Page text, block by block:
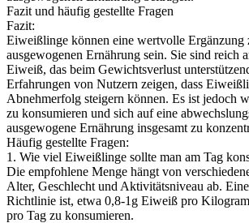
Fazit und häufig gestellte Fragen
Fazit:
Eiweißlinge können eine wertvolle Ergänzung
ausgewogenen Ernährung sein. Sie sind reich
Eiweiß, das beim Gewichtsverlust
Erfahrungen von Nutzern zeigen, dass
Abnehmerfolg steigern können. Es ist jedoch
zu konsumieren und sich auf eine
ausgewogene Ernährung insgesamt zu
Häufig gestellte Fragen:
1. Wie viel Eiweißlinge sollte man am Tag
Die empfohlene Menge hängt von
Alter, Geschlecht und Aktivitätsniveau ab.
Richtlinie ist, etwa 0,8-1g Eiweiß pro
pro Tag zu konsumieren.